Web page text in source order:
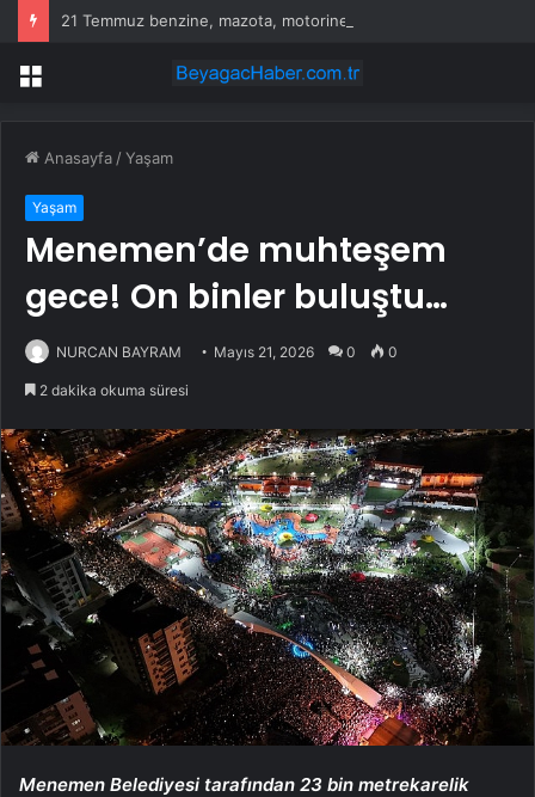
Menü
Anasayfa /Yaşam
Yaşam
Menemen’de muhteşem
gece! On binler buluştu…
NURCAN BAYRAM Mayıs 21, 2026 0 0
2 dakika okuma süresi
Menemen Belediyesi tarafından 23 bin metrekarelik